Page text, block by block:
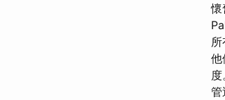
懷
他
度
管